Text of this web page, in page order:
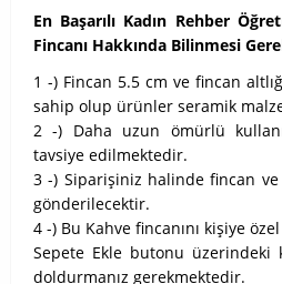
En Başarılı Kadın Rehber
Fincanı Hakkında Bilinmesi
1 -) Fincan 5.5 cm ve fincan
sahip olup ürünler seramik
2 -) Daha uzun ömürlü
tavsiye edilmektedir.
3 -) Siparişiniz halinde fincan
gönderilecektir.
4 -) Bu Kahve fincanını kişiye
Sepete Ekle butonu üzerindeki
doldurmanız gerekmektedir.